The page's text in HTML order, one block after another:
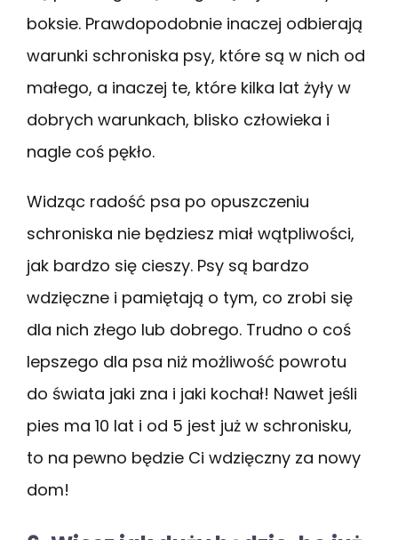
boksie. Prawdopodobnie inaczej odbierają
warunki schroniska psy, które są w nich od
małego, a inaczej te, które kilka lat żyły w
dobrych warunkach, blisko człowieka i
nagle coś pękło.
Widząc radość psa po opuszczeniu
schroniska nie będziesz miał wątpliwości,
jak bardzo się cieszy. Psy są bardzo
wdzięczne i pamiętają o tym, co zrobi się
dla nich złego lub dobrego. Trudno o coś
lepszego dla psa niż możliwość powrotu
do świata jaki zna i jaki kochał! Nawet jeśli
pies ma 10 lat i od 5 jest już w schronisku,
to na pewno będzie Ci wdzięczny za nowy
dom!